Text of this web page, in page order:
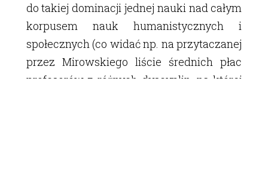
do takiej dominacji jednej nauki nad całym
korpusem nauk humanistycznych i
społecznych (co widać np. na przytaczanej
przez Mirowskiego liście średnich płac
profesorów z różnych dyscyplin, na której